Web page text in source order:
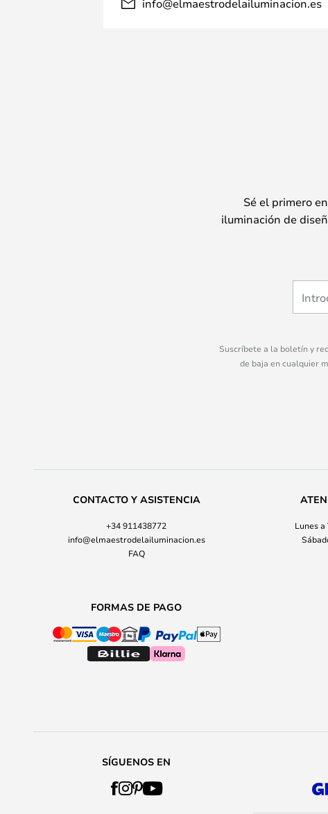
info@elmaestrodelailuminacion.es
Sé el primero
iluminación de
Suscríbete a la boletín y
de baja en cualquier
CONTACTO Y ASISTENCIA
+34 911438772
info@elmaestrodelailuminacion.es
FAQ
Lunes a
FORMAS DE PAGO
SÍGUENOS EN